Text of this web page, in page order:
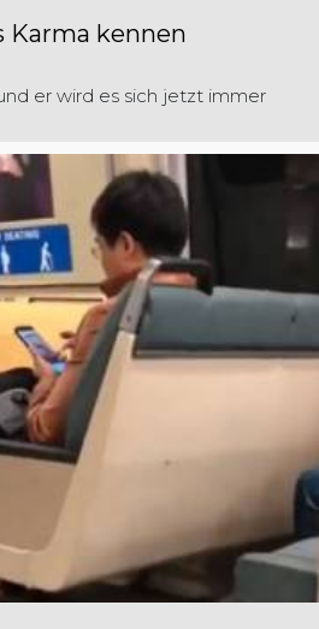
Karma kennen
er wird es sich jetzt immer